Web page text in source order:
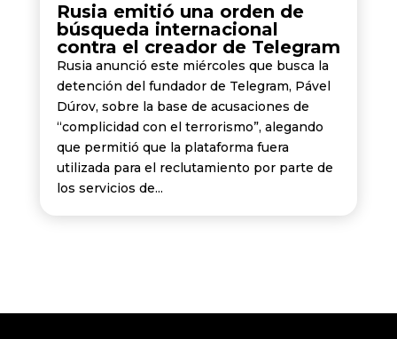
Rusia emitió una orden de
búsqueda internacional
contra el creador de Telegram
Rusia anunció este miércoles que busca la
detención del fundador de Telegram, Pável
Dúrov, sobre la base de acusaciones de
“complicidad con el terrorismo”, alegando
que permitió que la plataforma fuera
utilizada para el reclutamiento por parte de
los servicios de...